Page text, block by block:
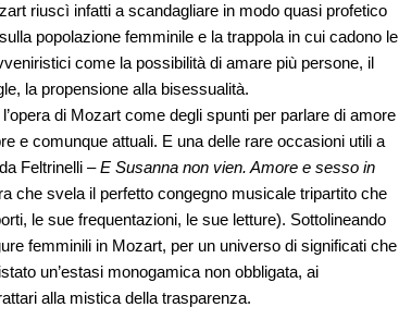
riuscì infatti a scandagliare in modo quasi profetico
popolazione femminile e la trappola in cui cadono le
come la possibilità di amare più persone, il
la propensione alla bisessualità.
di Mozart come degli spunti per parlare di amore
e comunque attuali. E una delle rare occasioni utili a
Feltrinelli –E Susanna non vien. Amore e sesso in
che svela il perfetto congegno musicale tripartito che
le sue frequentazioni, le sue letture). Sottolineando
femminili in Mozart, per un universo di significati che
un’estasi monogamica non obbligata, ai
alla mistica della trasparenza.